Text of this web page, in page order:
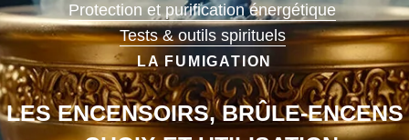
Protection et purification énergétique
Tests & outils spirituels
LA FUMIGATION
LES ENCENSOIRS, BRÛLE-ENCENS